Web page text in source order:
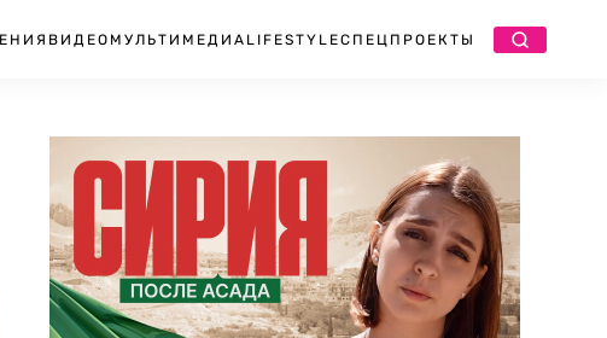
ВИДЕО МУЛЬТИМЕДИА LIFESTYLEСПЕЦПРОЕКТЫ